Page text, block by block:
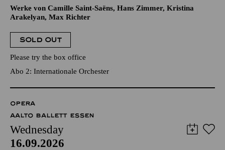
Werke von Camille Saint-Saëns, Hans Zimmer, Kristina
Arakelyan, Max Richter
SOLD OUT
Please try the box office
Abo 2: Internationale Orchester
OPERA
AALTO BALLETT ESSEN
Wednesday
16.09.2026